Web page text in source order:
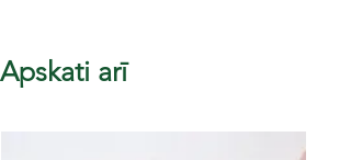
Apskati arī